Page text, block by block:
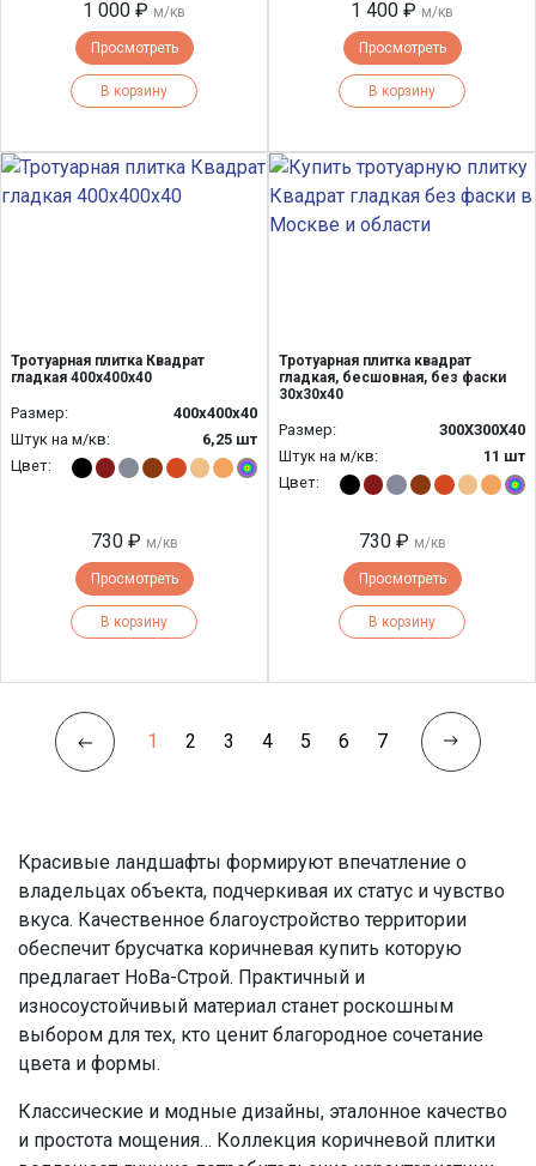
1 000 ₽ м/кв
Просмотреть
В корзину
1 400 ₽ м/кв
Просмотреть
В корзину
Тротуарная плитка Квадрат
гладкая 400х400х40
Размер:
400х400х40
Штук на м/кв:
6,25 шт
Цвет:
730 ₽ м/кв
Просмотреть
В корзину
Тротуарная плитка квадрат
гладкая, бесшовная, без фаски
30х30х40
Размер:
300Х300Х40
Штук на м/кв:
11 шт
Цвет:
730 ₽ м/кв
Просмотреть
В корзину
1 2 3 4 5 6 7
Красивые ландшафты формируют впечатление о
владельцах объекта, подчеркивая их статус и чувство
вкуса. Качественное благоустройство территории
обеспечит брусчатка коричневая купить которую
предлагает НоВа-Строй. Практичный и
износоустойчивый материал станет роскошным
выбором для тех, кто ценит благородное сочетание
цвета и формы.
Классические и модные дизайны, эталонное качество
и простота мощения… Коллекция коричневой плитки